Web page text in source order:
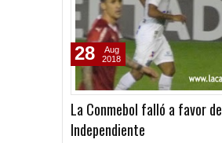
La Conmebol falló a favor de
Independiente
28
Aug
2018